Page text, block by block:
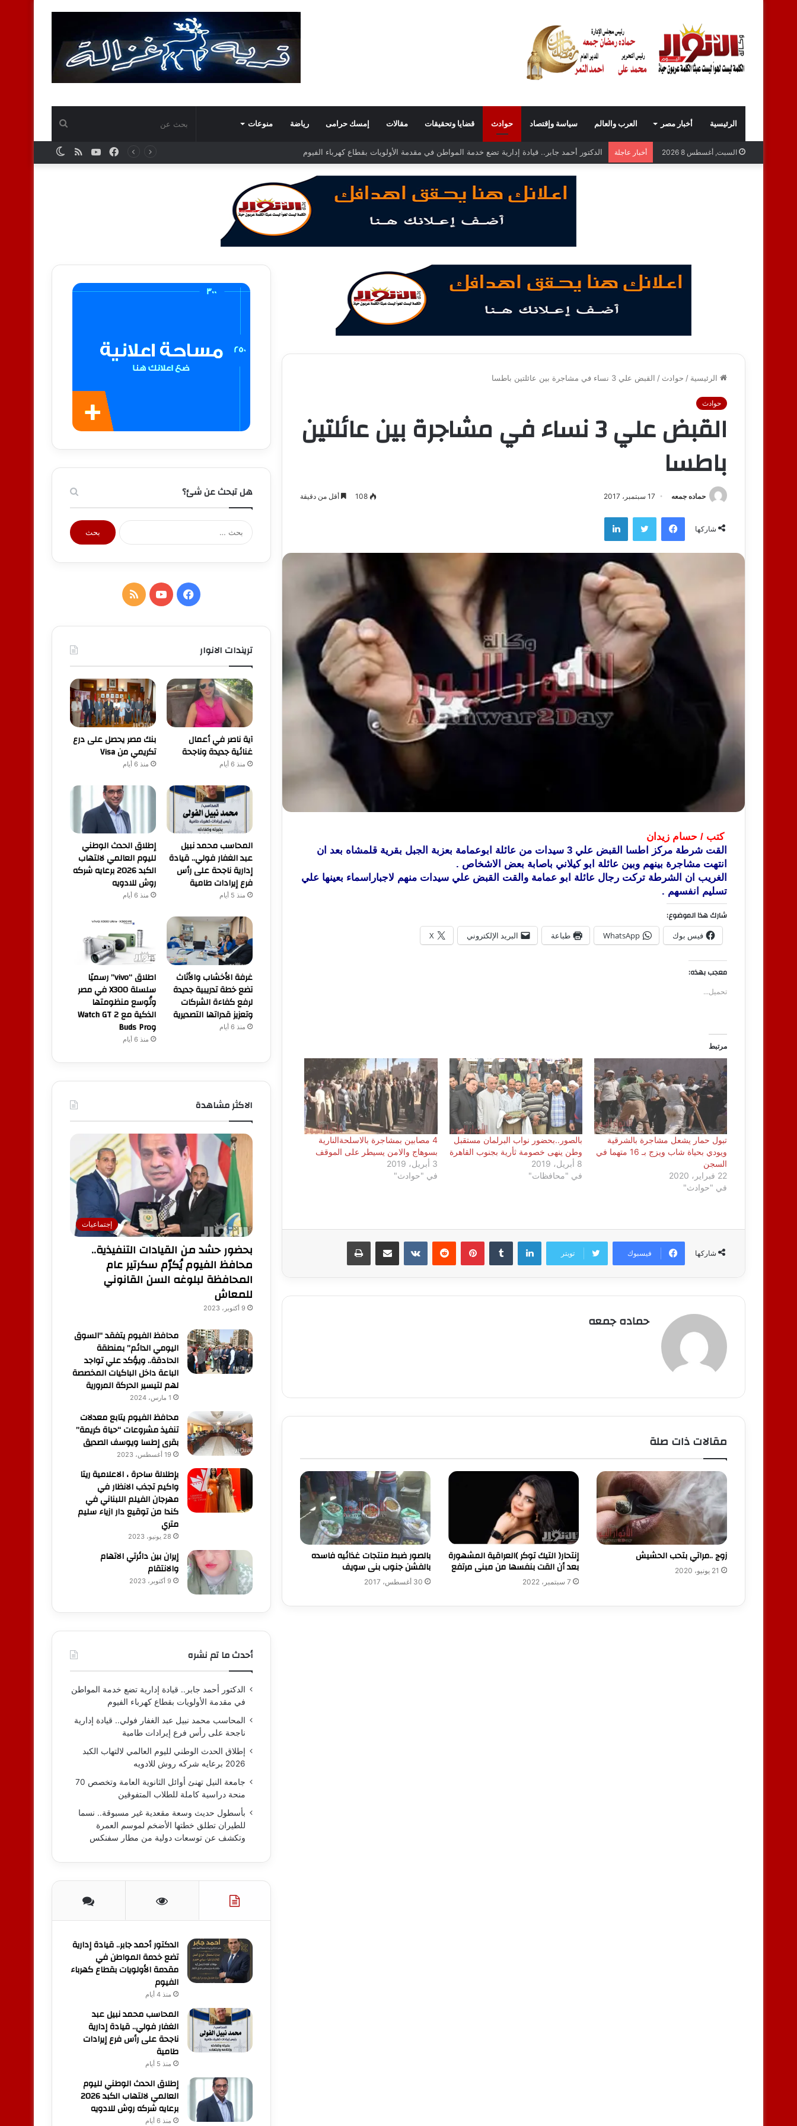
الرئيسية أخبار مصر العرب والعالم سياسة وإقتصاد حوادث قضايا وتحقيقات مقالات إمسك حرامى رياضة منوعات بحث
عن
السبت, أغسطس 8 2026 أخبار عاجلة المحاسب محمد نبيل عبد الغفار فولي.. قيادة إدارية ناجحة على رأس فرع إيرادات طامية
ملخصيوتيوب
فيسبوك
الرئيسية / حوادث / القبض علي 3 نساء في مشاجرة بين عائلتين باطسا
حوادث
القبض علي 3 نساء في مشاجرة بين عائلتين
باطسا
حماده جمعه 17 سبتمبر، 2017 108 أقل من دقيقة
شاركها
فيسبوك تويتر لينكدإن
كتب / حسام زيدان
القت شرطة مركز اطسا القبض علي 3 سيدات من عائلة ابوعمامة بعزبة الجبل بقرية قلمشاه بعد ان
انتهت مشاجرة بينهم وبين عائلة ابو كيلاني باصابة بعض الاشخاص .
الغريب ان الشرطة تركت رجال عائلة ابو عمامة والقت القبض علي سيدات منهم لاجباراسماء بعينها علي
تسليم انفسهم .
شارك هذا الموضوع:
فيس بوك WhatsApp طباعة البريد الإلكتروني X
معجب بهذه:
تحميل...
مرتبط
تبول حمار يشعل مشاجرة بالشرقية
ويودي بحياة شاب ويزج بـ 16 متهما في
السجن
22 فبراير، 2020
في "حوادث"
بالصور..بحضور نواب البرلمان مستقبل
وطن ينهى خصومة ثأرية بجنوب القاهرة
8 أبريل، 2019
في "محافظات"
4 مصابين بمشاجرة بالاسلحةالنارية
بسوهاج والامن يسيطر على الموقف
3 أبريل، 2019
في "حوادث"
شاركها فيسبوك تويتر
لينكدإن بينتيريست مشاركة عبر البريد طباعة
حماده جمعه
مقالات ذات صلة
زوج ..مراتي بتحب الحشيش
21 يونيو، 2020
إنتحار( التيك توكر )العراقية المشهورة
بعد أن القت بنفسها من مبنى مرتفع
7 سبتمبر، 2022
بالصور ضبط منتجات غذائيه فاسده
بالفشن جنوب بنى سويف
30 أغسطس، 2017
هل تبحث عن شئ؟
البحث
عن:
فيسبوكيوتيوبملخص
تريندات الانوار
آية ناصر في أعمال
غنائية جديدة وناجحة
منذ 6 أيام
بنك مصر يحصل على درع
تكريمي من Visa
منذ 6 أيام
المحاسب محمد نبيل
عبد الغفار فولي.. قيادة
إدارية ناجحة على رأس
فرع إيرادات طامية
منذ 5 أيام
إطلاق الحدث الوطني
لليوم العالمي لالتهاب
الكبد 2026 برعايه شركه
روش للادويه
منذ 6 أيام
غرفة الأخشاب والأثاث
تضع خطة تدريبية جديدة
لرفع كفاءة الشركات
وتعزيز قدراتها التصديرية
منذ 6 أيام
اطلاق “vivo” رسميًا
سلسلة X300 في مصر
وتُوسع منظومتها
الذكية مع Watch GT 2
وBuds Pro
منذ 6 أيام
الاكثر مشاهدة
إجتماعيات
بحضور حشد من القيادات التنفيذية..
محافظ الفيوم يُكرّم سكرتير عام
المحافظة لبلوغه السن القانوني
للمعاش
9 أكتوبر، 2023
محافظ الفيوم يتفقد “السوق
اليومي الدائم” بمنطقة
الحادقة.. ويؤكد علي تواجد
الباعة داخل الباكيات المخصصة
لهم لتيسير الحركة المرورية
1 مارس، 2024
محافظ الفيوم يتابع معدلات
تنفيذ مشروعات “حياة كريمة”
بقرى إطسا ويوسف الصديق
19 أغسطس، 2023
بإطلالة ساحرة ، الاعلامية ريتا
واكيم تجذب الانظار في
مهرجان الفيلم اللبناني في
كندا من توقيع دار ازياء سليم
متري
28 يونيو، 2023
إيران بين دائرتي الاتهام
والانتقام
9 أكتوبر، 2023
أحدث ما تم نشره
الدكتور أحمد جابر.. قيادة إدارية تضع خدمة المواطن
في مقدمة الأولويات بقطاع كهرباء الفيوم
المحاسب محمد نبيل عبد الغفار فولي.. قيادة إدارية
ناجحة على رأس فرع إيرادات طامية
إطلاق الحدث الوطني لليوم العالمي لالتهاب الكبد
2026 برعايه شركه روش للادويه
جامعة النيل تهنئ أوائل الثانوية العامة وتخصص 70
منحة دراسية كاملة للطلاب المتفوقين
بأسطول حديث وسعة مقعدية غير مسبوقة.. نسما
للطيران تطلق خطتها الأضخم لموسم العمرة
وتكشف عن توسعات دولية من مطار سفنكس
الدكتور أحمد جابر.. قيادة إدارية
تضع خدمة المواطن في
مقدمة الأولويات بقطاع كهرباء
الفيوم
منذ 4 أيام
المحاسب محمد نبيل عبد
الغفار فولي.. قيادة إدارية
ناجحة على رأس فرع إيرادات
طامية
منذ 5 أيام
إطلاق الحدث الوطني لليوم
العالمي لالتهاب الكبد 2026
برعايه شركه روش للادويه
منذ 6 أيام